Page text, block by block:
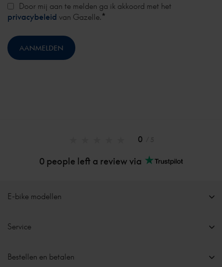
0
0 people left a review via
Door mij aan te melden ga ik akkoord met het
privacybeleid van Gazelle.*
E-bike modellen
Service
Bestellen en betalen